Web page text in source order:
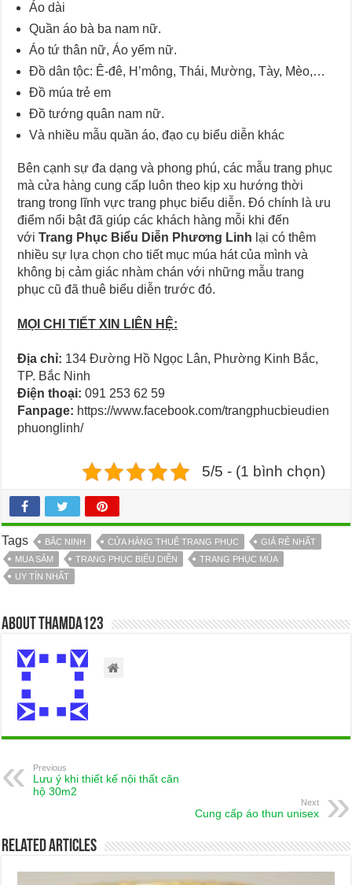
Áo dài
Quần áo bà ba nam nữ.
Áo tứ thân nữ, Áo yếm nữ.
Đồ dân tộc: Ê-đê, H’mông, Thái, Mường, Tày, Mèo,…
Đồ múa trẻ em
Đồ tướng quân nam nữ.
Và nhiều mẫu quần áo, đạo cụ biểu diễn khác
Bên cạnh sự đa dạng và phong phú, các mẫu trang phục
mà cửa hàng cung cấp luôn theo kịp xu hướng thời
trang trong lĩnh vực trang phục biểu diễn. Đó chính là ưu
điểm nổi bật đã giúp các khách hàng mỗi khi đến
vớiTrang Phục Biểu Diễn Phương Linh lại có thêm
nhiều sự lựa chọn cho tiết mục múa hát của mình và
không bị cảm giác nhàm chán với những mẫu trang
phục cũ đã thuê biểu diễn trước đó.
MỌI CHI TIẾT XIN LIÊN HỆ:
Địa chỉ: 134 Đường Hồ Ngọc Lân, Phường Kinh Bắc,
TP. Bắc Ninh
Điện thoại: 091 253 62 59
Fanpage: https://www.facebook.com/trangphucbieudien
phuonglinh/
5/5 - (1 bình chọn)
Tags BẮC NINH CỬA HÀNG THUÊ TRANG PHỤC
GIÁ RẺ NHẤT
MUA SẮM
TRANG PHỤC BIỂU DIỄN
TRANG PHỤC MÚA
UY TÍN NHẤT
About thamda123
Previous
Lưu ý khi thiết kế nội thất căn
hộ 30m2
Next
Cung cấp áo thun unisex
Related Articles